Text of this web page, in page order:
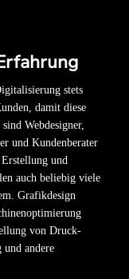
stets
damit diese
Webdesigner,
und Kundenberater
und
auch beliebig viele
Grafikdesign
von Druck-
andere